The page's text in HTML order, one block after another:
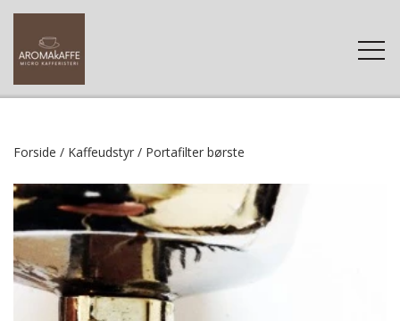
FORSIDE
WEBSHOP
KAFFE
TILBEHØR
KONTAKT
Forside Kaffeudstyr Portafilter børste